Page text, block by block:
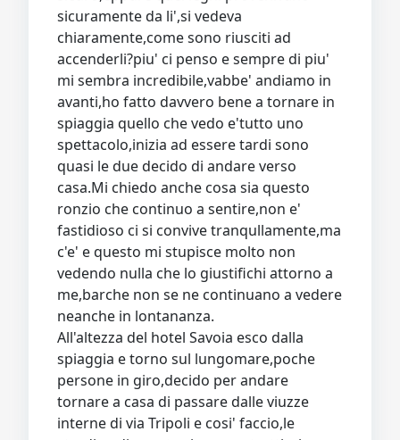
sicuramente da li',si vedeva
chiaramente,come sono riusciti ad
accenderli?piu' ci penso e sempre di piu'
mi sembra incredibile,vabbe' andiamo in
avanti,ho fatto davvero bene a tornare in
spiaggia quello che vedo e'tutto uno
spettacolo,inizia ad essere tardi sono
quasi le due decido di andare verso
casa.Mi chiedo anche cosa sia questo
ronzio che continuo a sentire,non e'
fastidioso ci si convive tranqullamente,ma
c'e' e questo mi stupisce molto non
vedendo nulla che lo giustifichi attorno a
me,barche non se ne continuano a vedere
neanche in lontananza.
All'altezza del hotel Savoia esco dalla
spiaggia e torno sul lungomare,poche
persone in giro,decido per andare
tornare a casa di passare dalle viuzze
interne di via Tripoli e cosi' faccio,le